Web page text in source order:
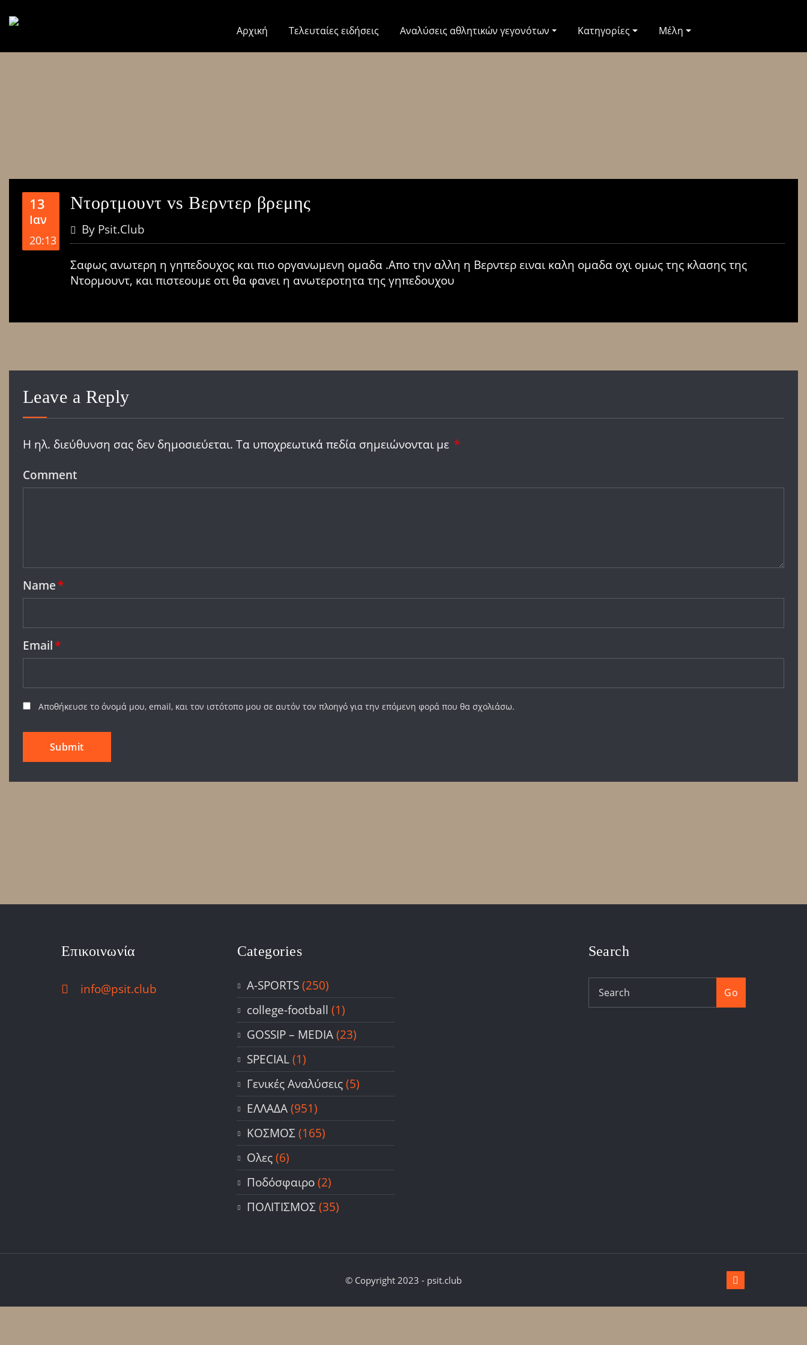
Αρχική Τελευταίες ειδήσεις Αναλύσεις αθλητικών γεγονότων Κατηγορίες Μέλη
13
Ιαν
20:13
Ντορτμουντ vs Βερντερ βρεμης
By Psit.club
Σαφως ανωτερη η γηπεδουχος και πιο οργανωμενη ομαδα .Απο την αλλη η Βερντερ ειναι καλη ομαδα οχι ομως της κλασης της
Ντορμουντ, και πιστεουμε οτι θα φανει η ανωτεροτητα της γηπεδουχου
Leave a Reply
Η ηλ. διεύθυνση σας δεν δημοσιεύεται. Τα υποχρεωτικά πεδία σημειώνονται με *
Comment
Name*
Email*
Αποθήκευσε το όνομά μου, email, και τον ιστότοπο μου σε αυτόν τον πλοηγό για την επόμενη φορά που θα σχολιάσω.
Επικοινωνία
info@psit.club
Categories
A-SPORTS(250)
college-football (1)
GOSSIP – ΜΕDIA(23)
SPECIAL(1)
Γενικές Αναλύσεις(5)
ΕΛΛΑΔΑ(951)
ΚΟΣΜΟΣ(165)
Ολες(6)
Ποδόσφαιρο(2)
ΠΟΛΙΤΙΣΜΟΣ(35)
Search
Go
© Copyright 2023 - psit.club